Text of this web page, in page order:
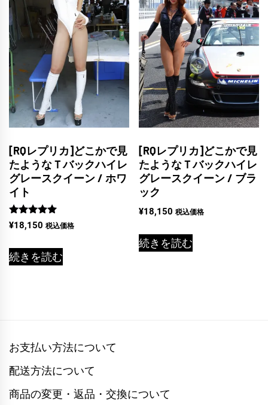
[RQレプリカ]どこかで見
たようなＴバックハイレ
グレースクイーン / ホワ
イト
5段階中
5.00
¥18,150 税込価格
続きを読む
[RQレプリカ]どこかで見
たようなＴバックハイレ
グレースクイーン / ブラ
ック
¥18,150 税込価格
続きを読む
お支払い方法について
配送方法について
商品の変更・返品・交換について